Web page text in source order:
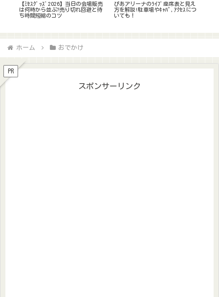
真駒内ｱｲｽｱﾘｰﾅの座席表と見え方,
ｷｬﾊﾟまとめ!神席どこ?ｱｸｾｽや駐車
場についても
ミセスゼンジン2026ぴあ先行の攻
略法!倍率と当たりやすい席種/日
程は?当選確率ｱｯﾌﾟのｺﾂまとめ
ホーム おでかけ
PR
スポンサーリンク